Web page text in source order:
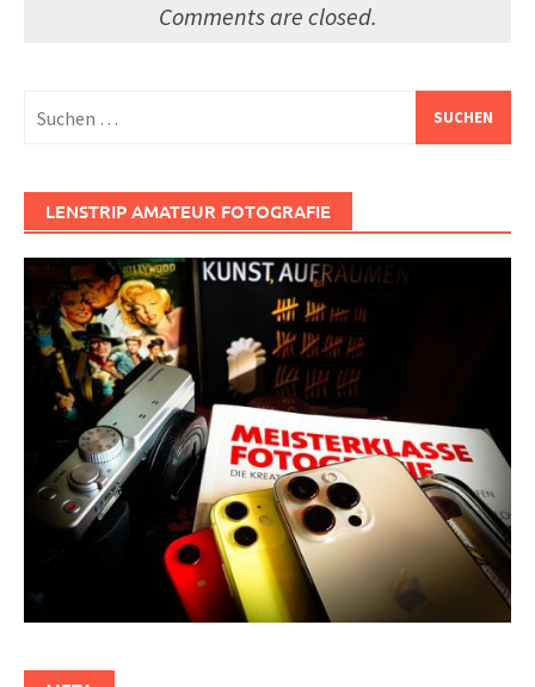
Comments are closed.
nach:
LENSTRIP AMATEUR FOTOGRAFIE